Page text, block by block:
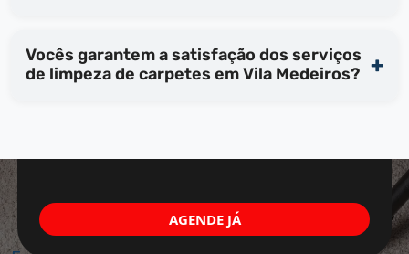
Vocês garantem a satisfação dos serviços
de limpeza de carpetes em Vila Medeiros?
AGENDE JÁ